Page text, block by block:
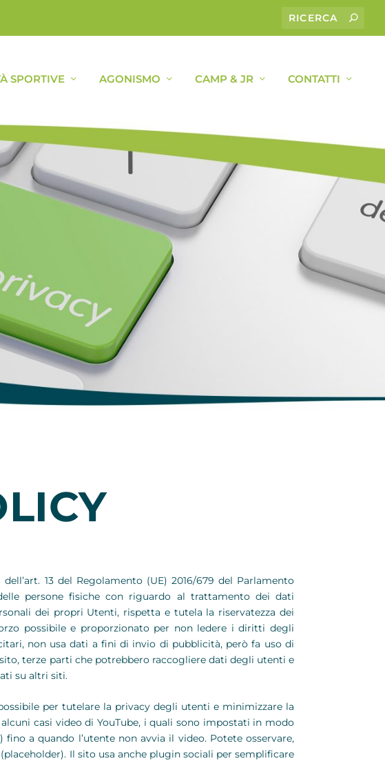
SPORTIVE AGONISMO CAMP & JR CONTATTI
13 del Regolamento (UE) 2016/679 del Parlamento
persone fisiche con riguardo al trattamento dei dati
dei propri Utenti, rispetta e tutela la riservatezza dei
possibile e proporzionato per non ledere i diritti degli
non usa dati a fini di invio di pubblicità, però fa uso di
terze parti che potrebbero raccogliere dati degli utenti e
su altri siti.
per tutelare la privacy degli utenti e minimizzare la
casi video di YouTube, i quali sono impostati in modo
a quando l’utente non avvia il video. Potete osservare,
Il sito usa anche plugin sociali per semplificare